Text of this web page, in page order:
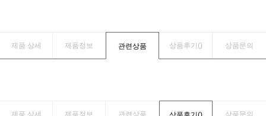
제품 상세 제품정보 관련상품 상품후기() 상품문의
제품 상세 제품정보 관련상품 상품문의